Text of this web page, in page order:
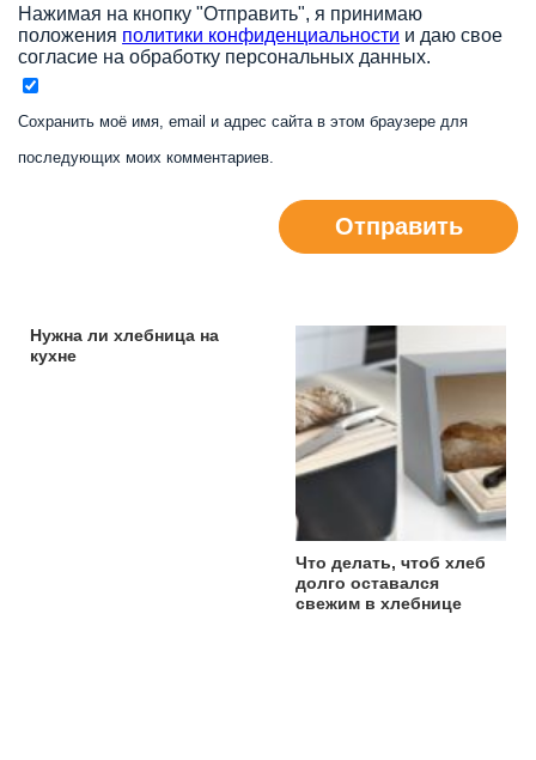
Нажимая на кнопку "Отправить", я принимаю
положения политики конфиденциальности и даю свое
согласие на обработку персональных данных.
Сохранить моё имя, email и адрес сайта в этом браузере для
последующих моих комментариев.
Отправить
Нужна ли хлебница на
кухне
Что делать, чтоб хлеб
долго оставался
свежим в хлебнице